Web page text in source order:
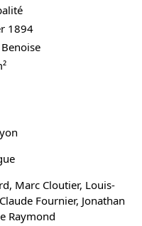
1894
Marc Cloutier, Louis-
Fournier, Jonathan
Raymond